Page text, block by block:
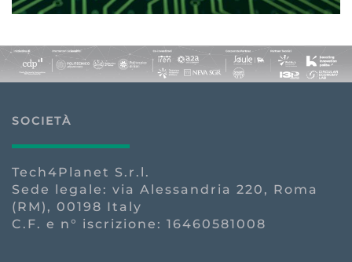
SOCIETÀ
Tech4Planet S.r.l.
Sede legale: via Alessandria 220, Roma
(RM), 00198 Italy
C.F. e n° iscrizione: 16460581008